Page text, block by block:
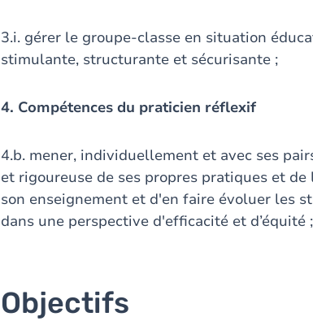
3.i. gérer le groupe-classe en situation
stimulante, structurante et sécurisante ;
4. Compétences du praticien réflexif
4.b. mener, individuellement et avec ses
et rigoureuse de ses propres pratiques et
son enseignement et d'en faire évoluer les
dans une perspective d'efficacité et d’équité ;
Objectifs